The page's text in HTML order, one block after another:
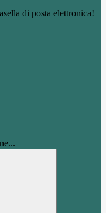
di posta elettronica!